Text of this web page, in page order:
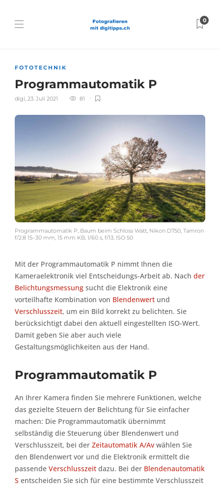
0
FOTOTECHNIK
Programmautomatik P
digi, 23. Juli 2021 81
Programmautomatik P, Baum beim Schloss Watt, Nikon D750, Tamron
f/2.8 15–30 mm, 15 mm KB, 1/60 s, f/13, ISO 50
Mit der Programmautomatik P nimmt Ihnen die
Kameraelektronik viel Entscheidungs-Arbeit ab. Nach der
Belichtungsmessung sucht die Elektronik eine
vorteilhafte Kombination von Blendenwert und
Verschlusszeit, um ein Bild korrekt zu belichten. Sie
berücksichtigt dabei den aktuell eingestellten ISO-Wert.
Damit geben Sie aber auch viele
Gestaltungsmöglichkeiten aus der Hand.
Programmautomatik P
An Ihrer Kamera finden Sie mehrere Funktionen, welche
das gezielte Steuern der Belichtung für Sie einfacher
machen: Die Programmautomatik übernimmt
selbständig die Steuerung über Blendenwert und
Verschlusszeit, bei der Zeitautomatik A/Av wählen Sie
den Blendenwert vor und die Elektronik ermittelt die
passende Verschlusszeit dazu. Bei der Blendenautomatik
S entscheiden Sie sich für eine bestimmte Verschlusszeit